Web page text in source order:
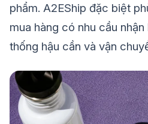
phẩm. A2EShip đặc biệt
mua hàng có nhu cầu
thống hậu cần và vận